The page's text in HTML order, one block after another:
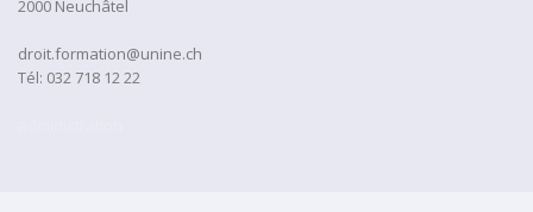
2000 Neuchâtel
droit.formation@unine.ch
Tél: 032 718 12 22